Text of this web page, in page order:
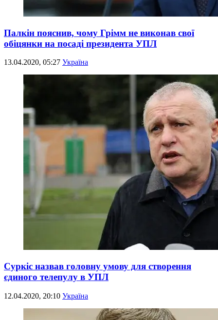
Палкін пояснив, чому Грімм не виконав свої
обіцянки на посаді президента УПЛ
13.04.2020, 05:27 Україна
Суркіс назвав головну умову для створення
єдиного телепулу в УПЛ
12.04.2020, 20:10 Україна